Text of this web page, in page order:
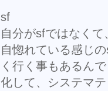
sf
自分がsfではなく
自惚れている感じ
く行く事もあるん
化して、システマ